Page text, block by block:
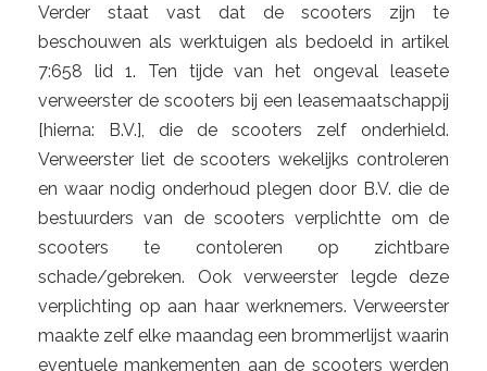
Verder staat vast dat de scooters zijn te
beschouwen als werktuigen als bedoeld in artikel
7:658 lid 1. Ten tijde van het ongeval leasete
verweerster de scooters bij een leasemaatschappij
[hierna: B.V.], die de scooters zelf onderhield.
Verweerster liet de scooters wekelijks controleren
en waar nodig onderhoud plegen door B.V. die de
bestuurders van de scooters verplichtte om de
scooters te contoleren op zichtbare
schade/gebreken. Ook verweerster legde deze
verplichting op aan haar werknemers. Verweerster
maakte zelf elke maandag een brommerlijst waarin
eventuele mankementen aan de scooters werden